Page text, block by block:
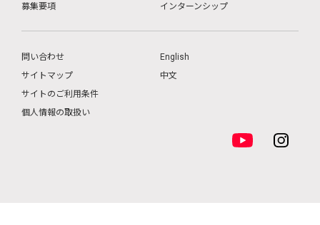
募集要項
インターンシップ
問い合わせ
サイトマップ
サイトのご利用条件
個人情報の取扱い
English
中文